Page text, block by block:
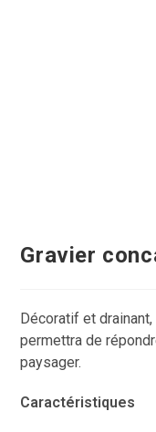
Gravier
Décoratif et
permettra de
paysager.
Caractéristiques